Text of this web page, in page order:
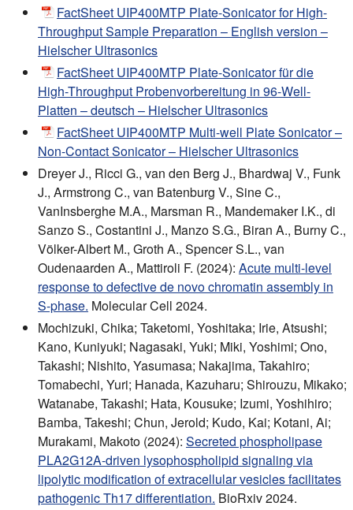
FactSheet UIP400MTP Plate-Sonicator for High-
Throughput Sample Preparation – English version –
Hielscher Ultrasonics
FactSheet UIP400MTP Plate-Sonicator für die
High-Throughput Probenvorbereitung in 96-Well-
Platten – deutsch – Hielscher Ultrasonics
FactSheet UIP400MTP Multi-well Plate Sonicator –
Non-Contact Sonicator – Hielscher Ultrasonics
Dreyer J., Ricci G., van den Berg J., Bhardwaj V., Funk
J., Armstrong C., van Batenburg V., Sine C.,
VanInsberghe M.A., Marsman R., Mandemaker I.K., di
Sanzo S., Costantini J., Manzo S.G., Biran A., Burny C.,
Völker-Albert M., Groth A., Spencer S.L., van
Oudenaarden A., Mattiroli F. (2024): Acute multi-level
response to defective de novo chromatin assembly in
S-phase. Molecular Cell 2024.
Mochizuki, Chika; Taketomi, Yoshitaka; Irie, Atsushi;
Kano, Kuniyuki; Nagasaki, Yuki; Miki, Yoshimi; Ono,
Takashi; Nishito, Yasumasa; Nakajima, Takahiro;
Tomabechi, Yuri; Hanada, Kazuharu; Shirouzu, Mikako;
Watanabe, Takashi; Hata, Kousuke; Izumi, Yoshihiro;
Bamba, Takeshi; Chun, Jerold; Kudo, Kai; Kotani, Ai;
Murakami, Makoto (2024): Secreted phospholipase
PLA2G12A-driven lysophospholipid signaling via
lipolytic modification of extracellular vesicles facilitates
pathogenic Th17 differentiation. BioRxiv 2024.